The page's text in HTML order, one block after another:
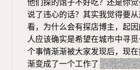
说了违心的话？其实我觉得要
看，为什么会有探店博主，起
人应该确实是希望在城市中寻
个事情渐渐被大家发现后，现
渐变成了一个工作了（无论是